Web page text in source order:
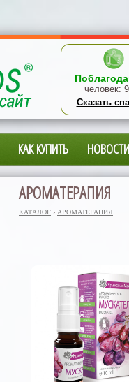
человек:
Сказать
КАК КУПИТЬ НОВОСТИ
АРОМАТЕРАПИЯ
КАТАЛОГ › АРОМАТЕРАПИЯ